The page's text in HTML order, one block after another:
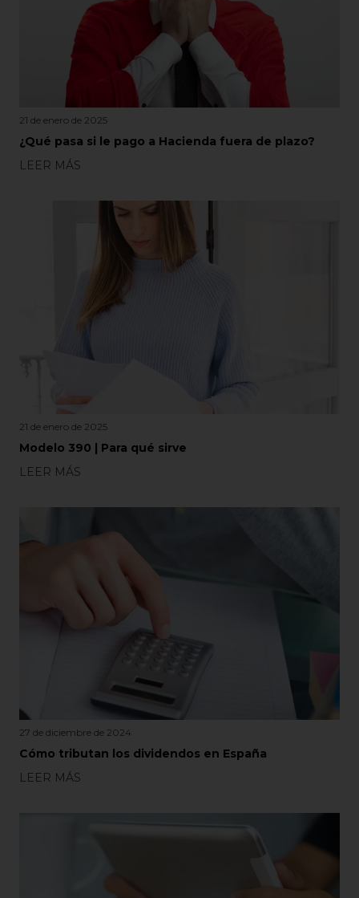
21 de enero de 2025
¿Qué pasa si le pago a Hacienda fuera de plazo?
LEER MÁS
21 de enero de 2025
Modelo 390 | Para qué sirve
LEER MÁS
27 de diciembre de 2024
Cómo tributan los dividendos en España
LEER MÁS